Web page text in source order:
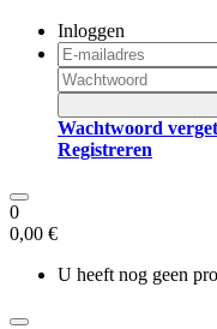
Inloggen
Wachtwoord
Registreren
0
0,00 €
U heeft nog geen